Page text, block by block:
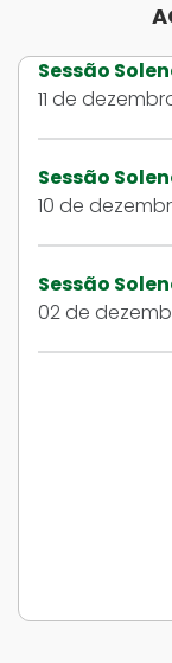
Sessão
11 de
Sessão
10 de
Sessão
02 de